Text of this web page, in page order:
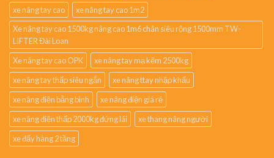
xe nâng tay cao
xe nâng tay cao 1m2
Xe nâng tay cao 1500kg nâng cao 1m6 chân siêu rộng 1500mm TW-
LIFTER Đài Loan
Xe nâng tay cao OPK
xe nâng tay mạ kẽm 2500kg
xe nâng tay thấp siêu ngắn
xe nâng ttay nhập khẩu
xe nâng điện bằng bình
xe nâng điện giá rẻ
xe nâng điện thấp 2000kg đứng lái
xe thang nâng người
xe đẩy hàng 2 tầng